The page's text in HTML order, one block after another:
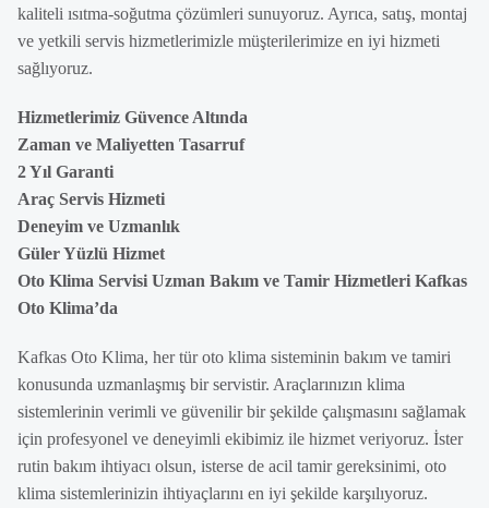
kaliteli ısıtma-soğutma çözümleri sunuyoruz. Ayrıca, satış, montaj
ve yetkili servis hizmetlerimizle müşterilerimize en iyi hizmeti
sağlıyoruz.
Hizmetlerimiz Güvence Altında
Zaman ve Maliyetten Tasarruf
2 Yıl Garanti
Araç Servis Hizmeti
Deneyim ve Uzmanlık
Güler Yüzlü Hizmet
Oto Klima Servisi Uzman Bakım ve Tamir Hizmetleri Kafkas
Oto Klima’da
Kafkas Oto Klima, her tür oto klima sisteminin bakım ve tamiri
konusunda uzmanlaşmış bir servistir. Araçlarınızın klima
sistemlerinin verimli ve güvenilir bir şekilde çalışmasını sağlamak
için profesyonel ve deneyimli ekibimiz ile hizmet veriyoruz. İster
rutin bakım ihtiyacı olsun, isterse de acil tamir gereksinimi, oto
klima sistemlerinizin ihtiyaçlarını en iyi şekilde karşılıyoruz.